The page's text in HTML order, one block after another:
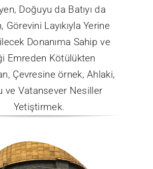
Doğuyu da Batıyı da
Görevini Layıkıyla Yerine
Donanıma Sahip ve
Emreden Kötülükten
Çevresine örnek, Ahlaki,
ve Vatansever Nesiller
Yetiştirmek.